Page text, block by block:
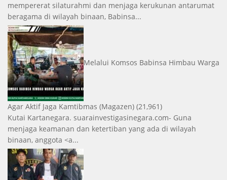
mempererat silaturahmi dan menjaga kerukunan antarumat
beragama di wilayah binaan, Babinsa...
Melalui Komsos Babinsa Himbau Warga
Agar Aktif Jaga Kamtibmas (Magazen) (21,961)
Kutai Kartanegara. suarainvestigasinegara.com- Guna
menjaga keamanan dan ketertiban yang ada di wilayah
binaan, anggota <a...